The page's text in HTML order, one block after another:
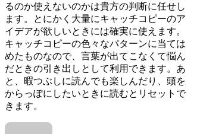
るのか使えないのかは貴方の判断に任せし
ます。とにかく大量にキャッチコピーのア
イデアが欲しいときには確実に使えます。
キャッチコピーの色々なパターンに当ては
めたものなので、言葉が出てこなくて悩ん
だときの引き出しとして利用できます。あ
と、暇つぶしに読んでも楽しんだり、頭を
からっぽにしたいときに読むとリセットで
きます。